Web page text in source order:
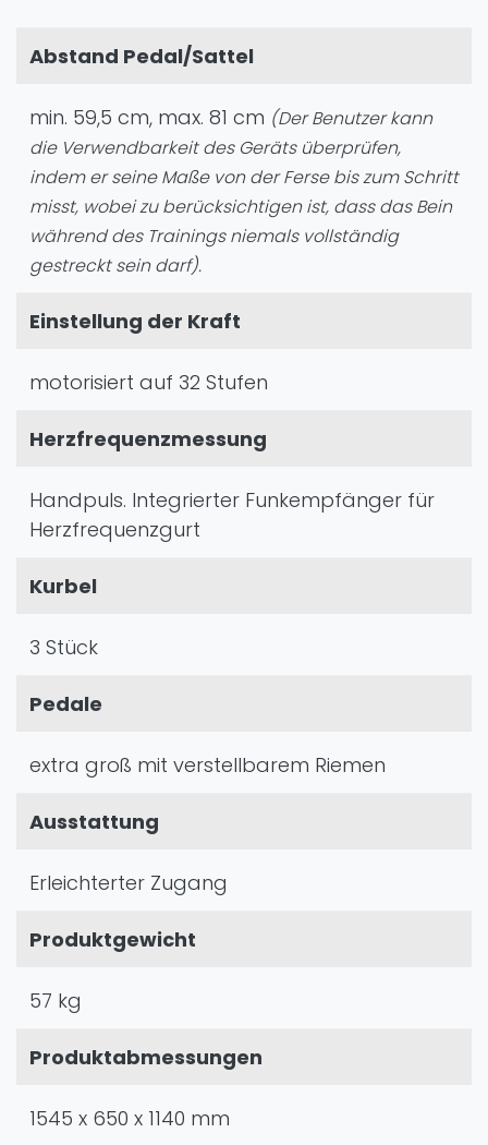
Abstand Pedal/Sattel
min. 59,5 cm, max. 81 cm (Der Benutzer kann
die Verwendbarkeit des Geräts überprüfen,
indem er seine Maße von der Ferse bis zum Schritt
misst, wobei zu berücksichtigen ist, dass das Bein
während des Trainings niemals vollständig
gestreckt sein darf).
Einstellung der Kraft
motorisiert auf 32 Stufen
Herzfrequenzmessung
Handpuls. Integrierter Funkempfänger für
Herzfrequenzgurt
Kurbel
3 Stück
Pedale
extra groß mit verstellbarem Riemen
Ausstattung
Erleichterter Zugang
Produktgewicht
57 kg
Produktabmessungen
1545 x 650 x 1140 mm